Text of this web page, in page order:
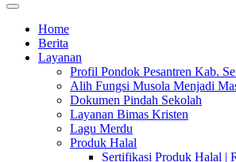
Home
Berita
Layanan
Profil Pondok Pesantren Kab.
Alih Fungsi Musola Menjadi
Dokumen Pindah Sekolah
Layanan Bimas Kristen
Lagu Merdu
Produk Halal
Sertifikasi Produk Halal |